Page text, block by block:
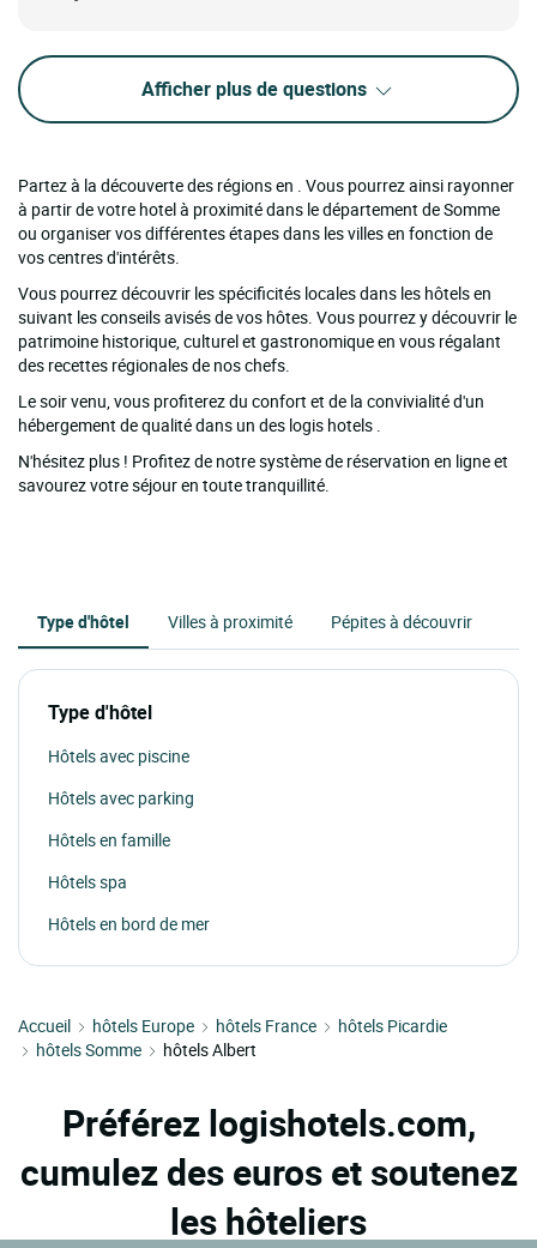
Afficher plus de questions
Partez à la découverte des régions en . Vous pourrez ainsi rayonner
à partir de votre hotel à proximité dans le département de Somme
ou organiser vos différentes étapes dans les villes en fonction de
vos centres d'intérêts.
Vous pourrez découvrir les spécificités locales dans les hôtels en
suivant les conseils avisés de vos hôtes. Vous pourrez y découvrir le
patrimoine historique, culturel et gastronomique en vous régalant
des recettes régionales de nos chefs.
Le soir venu, vous profiterez du confort et de la convivialité d'un
hébergement de qualité dans un des logis hotels .
N'hésitez plus ! Profitez de notre système de réservation en ligne et
savourez votre séjour en toute tranquillité.
Type d'hôtel Villes à proximité Pépites à découvrir
Type d'hôtel
Hôtels avec piscine
Hôtels avec parking
Hôtels en famille
Hôtels spa
Hôtels en bord de mer
Accueil hôtels Europe hôtels France
hôtels Picardie
hôtels Somme
hôtels Albert
Préférez logishotels.com,
cumulez des euros et soutenez
les hôteliers